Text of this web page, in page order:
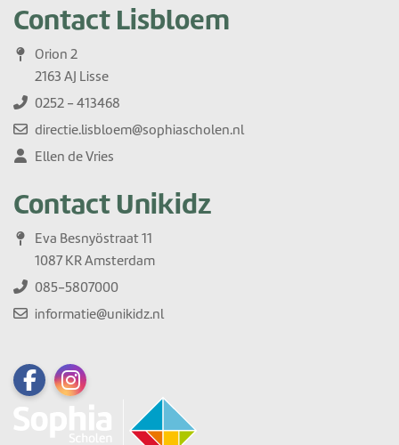
Contact Lisbloem
Orion 2
2163 AJ Lisse
0252 - 413468
directie.lisbloem@sophiascholen.nl
Ellen de Vries
Contact Unikidz
Eva Besnyöstraat 11
1087 KR Amsterdam
085-5807000
informatie@unikidz.nl